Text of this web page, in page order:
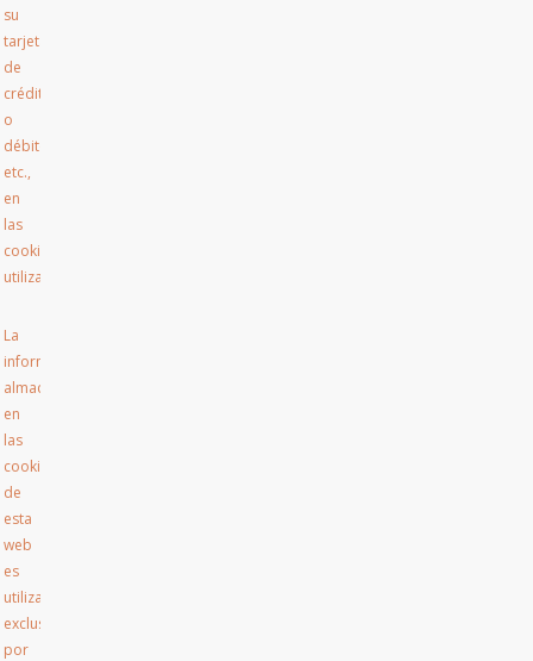
su
tarjeta
de
crédito
o
débito,
etc.,
en
las
cookies
utilizadas.
La
información
almacenada
en
las
cookies
de
esta
web
es
utilizada
exclusivamente
por